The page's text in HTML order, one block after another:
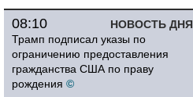
НОВОСТЬ ДНЯ
08:10
Трамп подписал указы по
ограничению предоставления
гражданства США по праву
рождения ©